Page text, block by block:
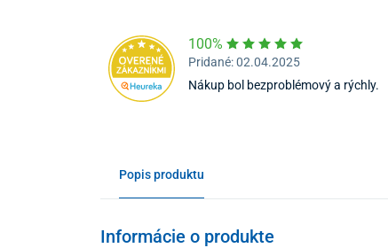
100%
Pridané: 02.04.2025
Nákup bol bezproblémový a rýchly.
Popis produktu
Informácie o produkte